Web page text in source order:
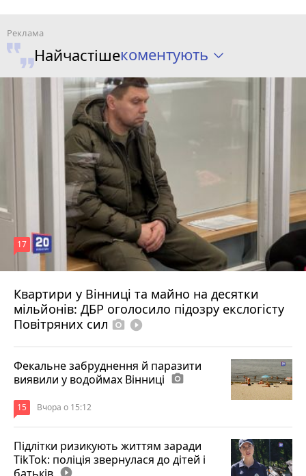
Найчастішекоментують
Квартири у Вінниці та майно на десятки
мільйонів: ДБР оголосило підозру екслогісту
Повітряних сил photo_camera play_circle_filled
17
6 серпня 2026 р.
Фекальне забруднення й паразити
виявили у водоймах Вінниці photo_camera
15 Вчора о 15:12
Підлітки ризикують життям заради
TikTok: поліція звернулася до дітей і
батьків play_circle_filled